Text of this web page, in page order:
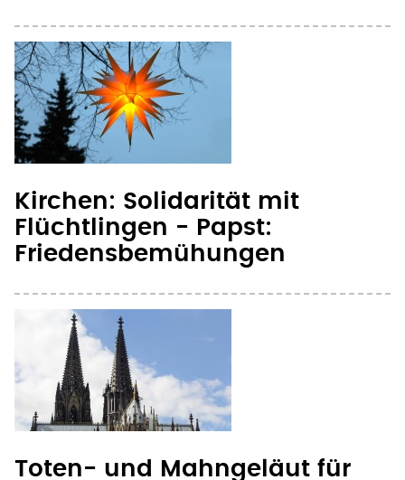
Kirchen: Solidarität mit
Flüchtlingen - Papst:
Friedensbemühungen
Toten- und Mahngeläut für